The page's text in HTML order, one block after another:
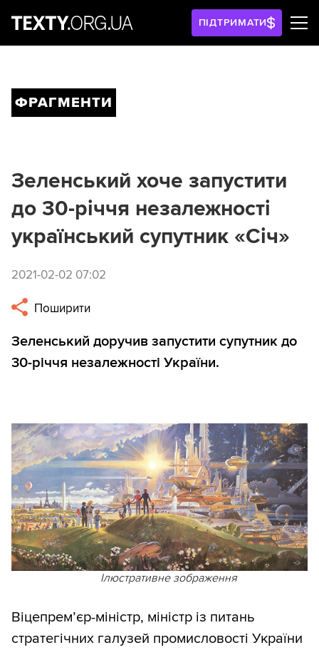
ПІДТРИМАТИ
ФРАГМЕНТИ
Зеленський хоче запустити
до 30-річчя незалежності
український супутник «Січ»
2021-02-02 07:02
Поширити
Зеленський доручив запустити супутник до
30-річчя незалежності України.
Ілюстративне зображення
Віцепрем’єр-міністр, міністр із питань
стратегічних галузей промисловості України